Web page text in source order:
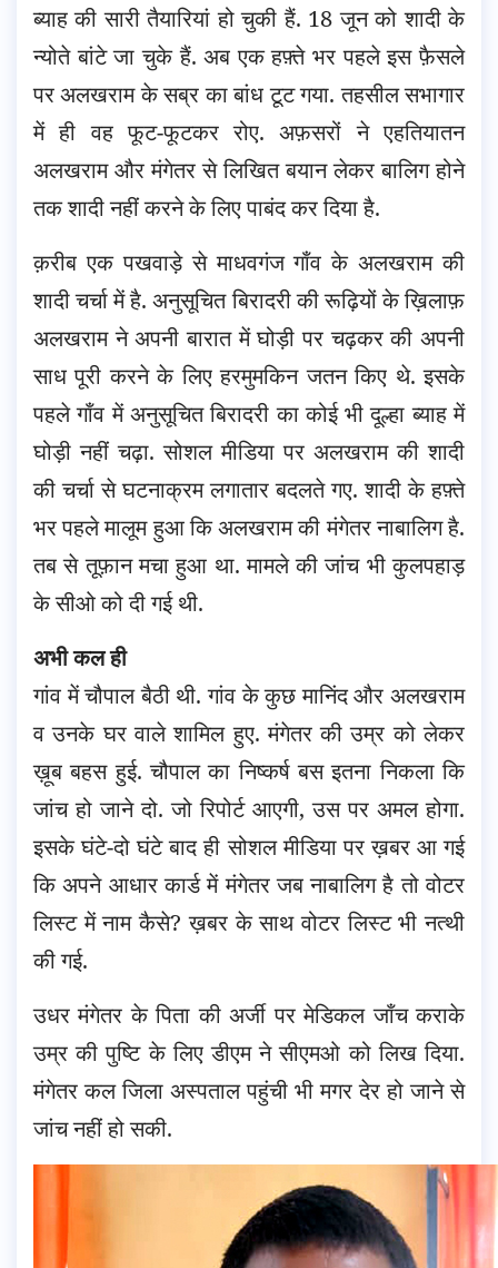
ब्याह की सारी तैयारियां हो चुकी हैं. 18 जून को शादी के
न्योते बांटे जा चुके हैं. अब एक हफ़्ते भर पहले इस फ़ैसले
पर अलखराम के सब्र का बांध टूट गया. तहसील सभागार
में ही वह फूट-फूटकर रोए. अफ़सरों ने एहतियातन
अलखराम और मंगेतर से लिखित बयान लेकर बालिग होने
तक शादी नहीं करने के लिए पाबंद कर दिया है.
क़रीब एक पखवाड़े से माधवगंज गाँव के अलखराम की
शादी चर्चा में है. अनुसूचित बिरादरी की रूढ़ियों के ख़िलाफ़
अलखराम ने अपनी बारात में घोड़ी पर चढ़कर की अपनी
साध पूरी करने के लिए हरमुमकिन जतन किए थे. इसके
पहले गाँव में अनुसूचित बिरादरी का कोई भी दूल्हा ब्याह में
घोड़ी नहीं चढ़ा. सोशल मीडिया पर अलखराम की शादी
की चर्चा से घटनाक्रम लगातार बदलते गए. शादी के हफ़्ते
भर पहले मालूम हुआ कि अलखराम की मंगेतर नाबालिग है.
तब से तूफ़ान मचा हुआ था. मामले की जांच भी कुलपहाड़
के सीओ को दी गई थी.
अभी कल ही
गांव में चौपाल बैठी थी. गांव के कुछ मानिंद और अलखराम
व उनके घर वाले शामिल हुए. मंगेतर की उम्र को लेकर
ख़ूब बहस हुई. चौपाल का निष्कर्ष बस इतना निकला कि
जांच हो जाने दो. जो रिपोर्ट आएगी, उस पर अमल होगा.
इसके घंटे-दो घंटे बाद ही सोशल मीडिया पर ख़बर आ गई
कि अपने आधार कार्ड में मंगेतर जब नाबालिग है तो वोटर
लिस्ट में नाम कैसे? ख़बर के साथ वोटर लिस्ट भी नत्थी
की गई.
उधर मंगेतर के पिता की अर्जी पर मेडिकल जाँच कराके
उम्र की पुष्टि के लिए डीएम ने सीएमओ को लिख दिया.
मंगेतर कल जिला अस्पताल पहुंची भी मगर देर हो जाने से
जांच नहीं हो सकी.